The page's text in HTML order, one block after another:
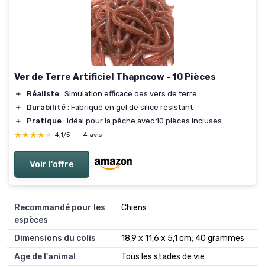
Ver de Terre Artificiel Thapncow - 10 Pièces
＋ Réaliste : Simulation efficace des vers de terre
＋
Durabilité : Fabriqué en gel de silice résistant
＋
Pratique : Idéal pour la pêche avec 10 pièces incluses
★★★★★
★★★★★ 4,1/5 — 4 avis
Voir l'offre
Recommandé pour les
espèces
‎Chiens
Dimensions du colis
‎18,9 x 11,6 x 5,1 cm; 40 grammes
Age de l'animal
‎Tous les stades de vie